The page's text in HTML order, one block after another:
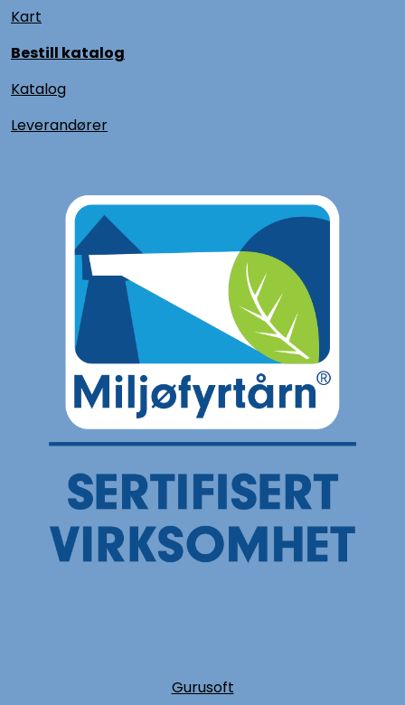
Kart
Bestill katalog
Katalog
Leverandører
Gurusoft